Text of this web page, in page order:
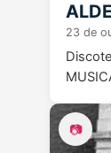
23 de
📷